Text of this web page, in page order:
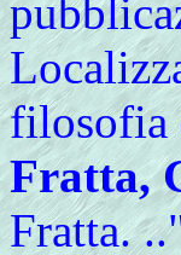
filosofia
Fratta,
Fratta.